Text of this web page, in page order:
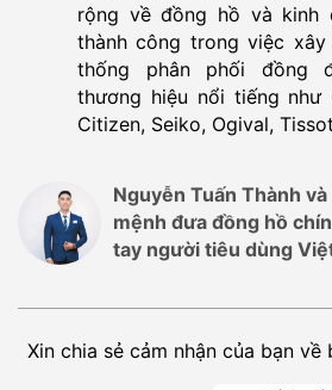
rộng về đồng hồ và kinh
thành công trong việc
thống phân phối đồng
thương hiệu nổi tiếng như
Citizen, Seiko, Ogival,
Nguyễn Tuấn Thành
mệnh đưa đồng hồ
tay người tiêu dùng
Xin chia sẻ cảm nhận của bạn về